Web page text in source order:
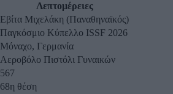
Λεπτομέρειες
Εβίτα Μιχελάκη (Παναθηναϊκός)
Παγκόσμιο Κύπελλο ISSF 2026
Μόναχο, Γερμανία
Αεροβόλο Πιστόλι Γυναικών
567
68η θέση